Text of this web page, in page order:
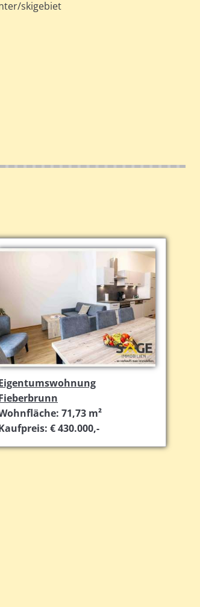
skigebiet
71,73 m²
€ 430.000,-